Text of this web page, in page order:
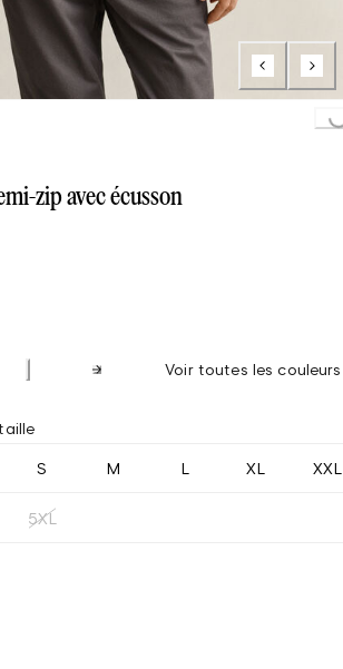
Loading...
zip avec écusson
Voir toutes les couleurs
S M L XL XXL
5XL